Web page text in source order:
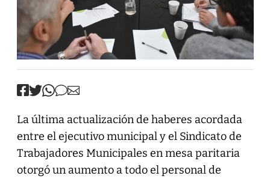
La última actualización de haberes acordada
entre el ejecutivo municipal y el Sindicato de
Trabajadores Municipales en mesa paritaria
otorgó un aumento a todo el personal de